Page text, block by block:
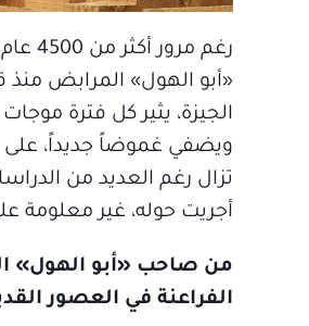
رغم
«أبو الهول» المرابض
الجيزة، يثير كل فترة
ويضفي غموضاً جديداً، على
تزال رغم العديد من
أجريت حوله، غير معلومة
من صاحب «أبو الهول»
الفراعنة في العصور